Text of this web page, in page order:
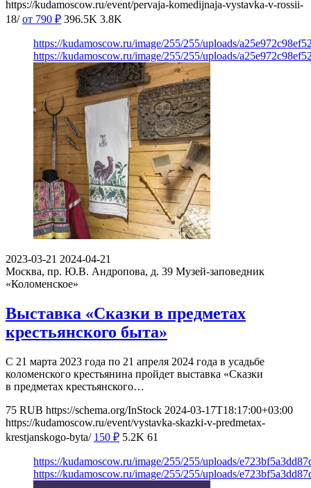
https://kudamoscow.ru/event/pervaja-komedijnaja-vystavka-v-rossii-
18/ от 790 ₽ 396.5K 3.8K
https://kudamoscow.ru/image/255/255/uploads/
https://kudamoscow.ru/image/255/255/uploads/
2023-03-21 2024-04-21
Москва, пр. Ю.В. Андропова, д. 39 Музей-заповедник
«Коломенское»
Выставка «Сказки в предметах
крестьянского быта»
С 21 марта 2023 года по 21 апреля 2024 года в усадьбе
коломенского крестьянина пройдет выставка «Сказки
в предметах крестьянского…
75 RUB https://schema.org/InStock 2024-03-17T18:17:00+03:00
https://kudamoscow.ru/event/vystavka-skazki-v-predmetax-
krestjanskogo-byta/ 150 ₽ 5.2K 61
https://kudamoscow.ru/image/255/255/uploads/
https://kudamoscow.ru/image/255/255/uploads/